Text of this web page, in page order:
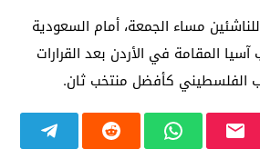
مساء الجمعة، أمام السعودية
آسيا المقامة في الأردن بعد القرارات
الفلسطيني كأفضل منتخب ثان.